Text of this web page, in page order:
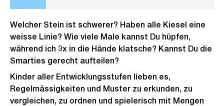
Welcher Stein ist schwerer? Haben alle Kiesel eine
weisse Linie? Wie viele Male kannst Du hüpfen,
während ich 3x in die Hände klatsche? Kannst Du die
Smarties gerecht aufteilen?
Kinder aller Entwicklungsstufen lieben es,
Regelmässigkeiten und Muster zu erkunden, zu
vergleichen, zu ordnen und spielerisch mit Mengen